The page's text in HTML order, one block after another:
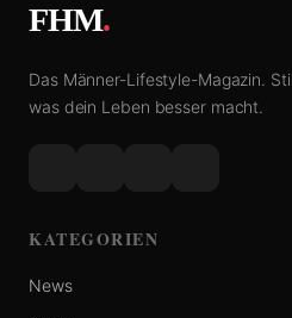
FHM.
Das Männer-Lifestyle-Magazin.
was dein Leben besser macht.
KATEGORIEN
News